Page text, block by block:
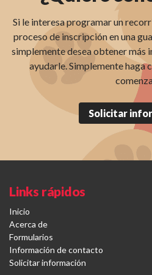
Si le interesa programar un
proceso de inscripción en una
simplemente desea obtener más
ayudarle. Simplemente haga
Solicitar
Links rápidos
Inicio
Acerca de
Formularios
Información de contacto
Solicitar información